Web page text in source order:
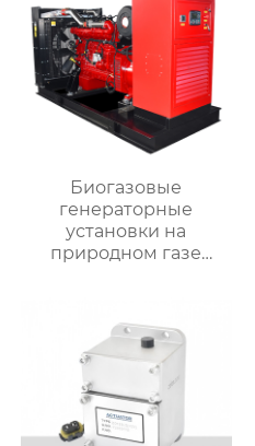
Биогазовые
генераторные
установки на
природном газе